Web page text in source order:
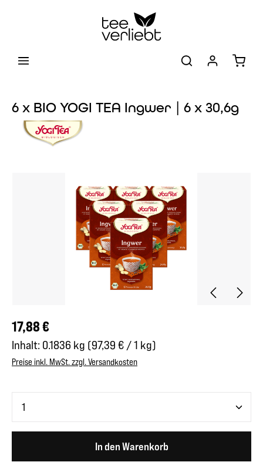
6 x BIO YOGI TEA Ingwer | 6 x 30,6g
Regulärer Preis:
17,88 €
Inhalt: 0.1836 kg (97,39 € / 1 kg)
Preise inkl. MwSt. zzgl. Versandkosten
In den Warenkorb